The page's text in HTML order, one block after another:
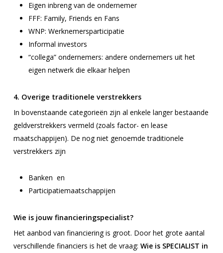
Eigen inbreng van de ondernemer
FFF: Family, Friends en Fans
WNP: Werknemersparticipatie
Informal investors
“collega” ondernemers: andere ondernemers uit het
eigen netwerk die elkaar helpen
4. Overige traditionele verstrekkers
In bovenstaande categorieën zijn al enkele langer bestaande
geldverstrekkers vermeld (zoals factor- en lease
maatschappijen). De nog niet genoemde traditionele
verstrekkers zijn
Banken en
Participatiemaatschappijen
Wie is jouw financieringspecialist?
Het aanbod van financiering is groot. Door het grote aantal
verschillende financiers is het de vraag: Wie is SPECIALIST in